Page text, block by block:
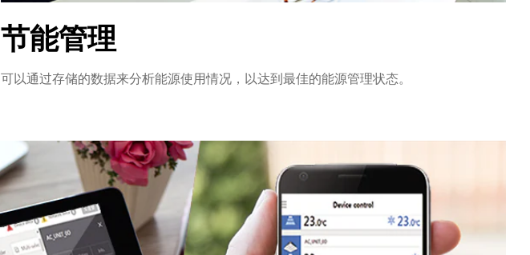
节能管理
可以通过存储的数据来分析能源使用情况，以达到最佳的能源管理状态。